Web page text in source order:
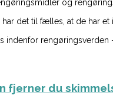
og
det til fælles, at de har
indenfor
fjerner du